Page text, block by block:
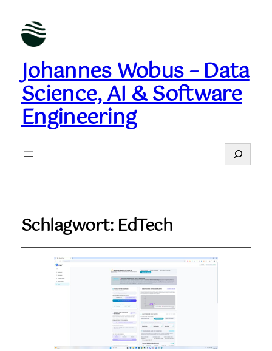
Johannes Wobus – Data
Science, AI & Software
Engineering
Suchen
Schlagwort: EdTech